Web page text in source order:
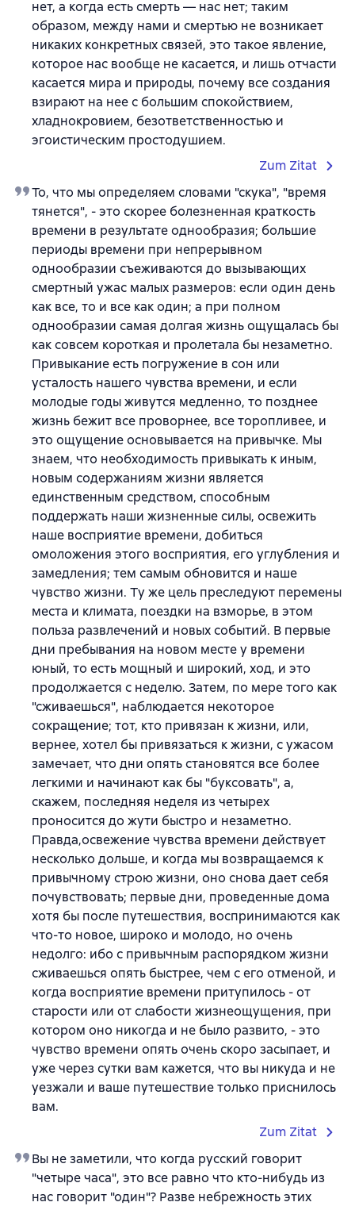
нет, а когда есть смерть — нас нет; таким
образом, между нами и смертью не возникает
никаких конкретных связей, это такое явление,
которое нас вообще не касается, и лишь отчасти
касается мира и природы, почему все создания
взирают на нее с большим спокойствием,
хладнокровием, безответственностью и
эгоистическим простодушием.
Zum Zitat
То, что мы определяем словами "скука", "время
тянется", - это скорее болезненная краткость
времени в результате однообразия; большие
периоды времени при непрерывном
однообразии съеживаются до вызывающих
смертный ужас малых размеров: если один день
как все, то и все как один; а при полном
однообразии самая долгая жизнь ощущалась бы
как совсем короткая и пролетала бы незаметно.
Привыкание есть погружение в сон или
усталость нашего чувства времени, и если
молодые годы живутся медленно, то позднее
жизнь бежит все проворнее, все торопливее, и
это ощущение основывается на привычке. Мы
знаем, что необходимость привыкать к иным,
новым содержаниям жизни является
единственным средством, способным
поддержать наши жизненные силы, освежить
наше восприятие времени, добиться
омоложения этого восприятия, его углубления и
замедления; тем самым обновится и наше
чувство жизни. Ту же цель преследуют перемены
места и климата, поездки на взморье, в этом
польза развлечений и новых событий. В первые
дни пребывания на новом месте у времени
юный, то есть мощный и широкий, ход, и это
продолжается с неделю. Затем, по мере того как
"сживаешься", наблюдается некоторое
сокращение; тот, кто привязан к жизни, или,
вернее, хотел бы привязаться к жизни, с ужасом
замечает, что дни опять становятся все более
легкими и начинают как бы "буксовать", а,
скажем, последняя неделя из четырех
проносится до жути быстро и незаметно.
Правда,освежение чувства времени действует
несколько дольше, и когда мы возвращаемся к
привычному строю жизни, оно снова дает себя
почувствовать; первые дни, проведенные дома
хотя бы после путешествия, воспринимаются как
что-то новое, широко и молодо, но очень
недолго: ибо с привычным распорядком жизни
сживаешься опять быстрее, чем с его отменой, и
когда восприятие времени притупилось - от
старости или от слабости жизнеощущения, при
котором оно никогда и не было развито, - это
чувство времени опять очень скоро засыпает, и
уже через сутки вам кажется, что вы никуда и не
уезжали и ваше путешествие только приснилось
вам.
Zum Zitat
Вы не заметили, что когда русский говорит
"четыре часа", это все равно что кто-нибудь из
нас говорит "один"? Разве небрежность этих